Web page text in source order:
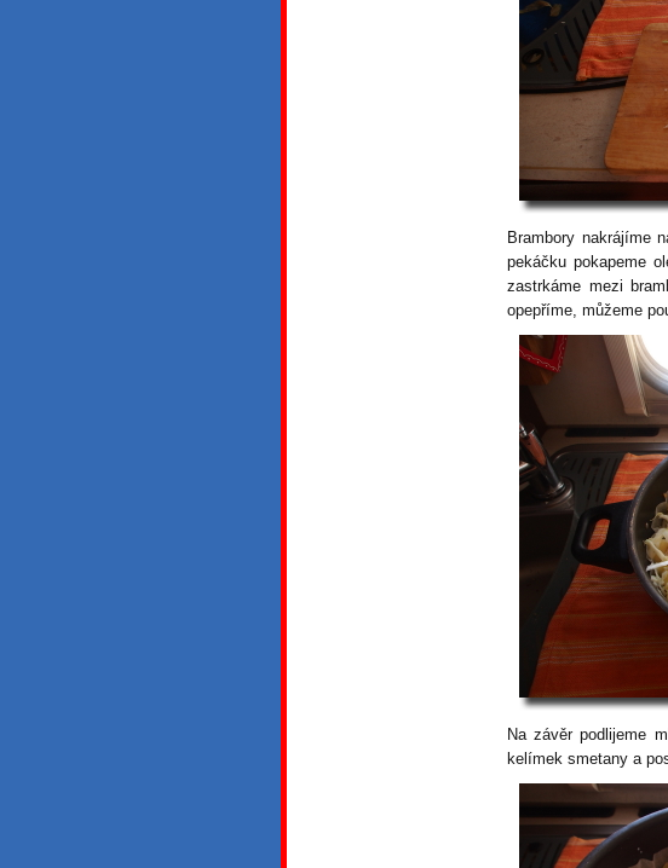
Brambory nakrájíme
pekáčku pokapeme
zastrkáme mezi
opepříme, můžeme
Na závěr podlijeme
kelímek smetany a